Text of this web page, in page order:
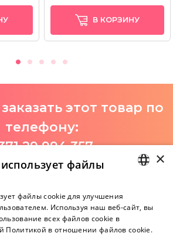
В КОРЗИНУ
этот товар по
телефону:
29 994 357
I-V 9:00-18:00
Пока нет отзывов
Будь первым!
RUSSIAN
×
файлы
файлы cookie для улучшения
Используя наш веб-сайт, вы
всех файлов cookie в
Политикой в ​​отношении файлов cookie.